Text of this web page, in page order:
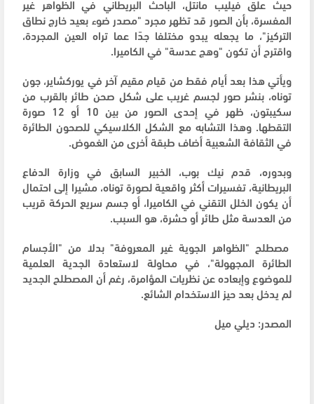
حيث علق فيليب مانتل، الباحث البريطاني في الظواهر غير
المفسرة، بأن الصور قد تظهر مجرد "مصدر ضوء بعيد خارج نطاق
التركيز"، ما يجعله يبدو مختلفا جدًا عما تراه العين المجردة،
واقترح أن تكون "وهج عدسة" في الكاميرا.
ويأتي هذا بعد أيام فقط من قيام مقيم آخر في يوركشاير، جون
توناه، بنشر صور لجسم غريب على شكل صحن طائر بالقرب من
سكيبتون، ظهر في إحدى الصور من بين 10 أو 12 صورة
التقطها. وهذا التشابه مع الشكل الكلاسيكي للصحون الطائرة
في الثقافة الشعبية أضاف طبقة أخرى من الغموض.
وبدوره، قدم نيك بوب، الخبير السابق في وزارة الدفاع
البريطانية، تفسيرات أكثر واقعية لصورة توناه، مشيرا إلى احتمال
أن يكون الخلل التقني في الكاميرا، أو جسم سريع الحركة قريب
من العدسة مثل طائر أو حشرة، هو السبب.
مصطلح "الظواهر الجوية غير المعروفة" بدلا من "الأجسام
الطائرة المجهولة"، في محاولة لاستعادة الجدية العلمية
للموضوع وإبعاده عن نظريات المؤامرة، رغم أن المصطلح الجديد
لم يدخل بعد حيز الاستخدام الشائع.
المصدر: ديلي ميل